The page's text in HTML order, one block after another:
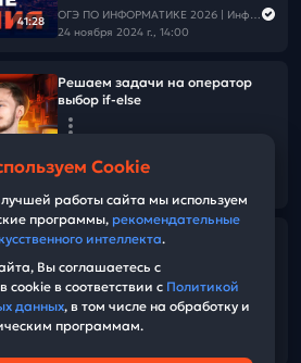
41:28
ОГЭ ПО ИНФОРМАТИКЕ 2026 | Информатика с Мане
24 ноября 2024 г., 14:00
Решаем задачи на оператор
выбор if-else
17 ноября 2024 г., 14:00
50:40
Ветки в питоне. Как работает if-
12 ноября 2024 г., 11:30
Cookie
работы сайта мы используем
программы, рекомендательные
интеллекта.
Вы соглашаетесь с
в соответствии с Политикой
данных, в том числе на обработку и
программам.